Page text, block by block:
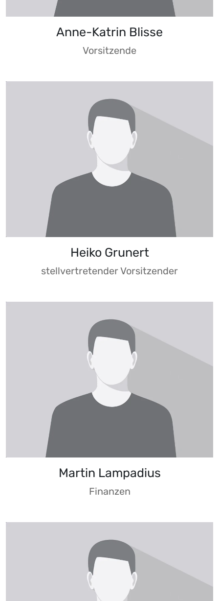
Anne-Katrin Blisse
Vorsitzende
Heiko Grunert
stellvertretender Vorsitzender
Martin Lampadius
Finanzen